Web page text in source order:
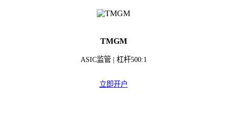
TMGM
ASIC监管 | 杠杆500:1
立即开户